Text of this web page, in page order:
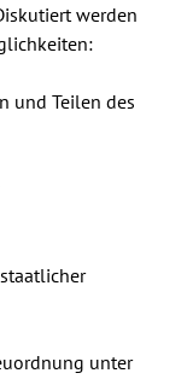
werden
und Teilen des
unter